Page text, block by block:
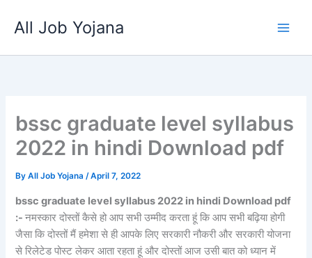
All Job Yojana
bssc graduate level syllabus
2022 in hindi Download pdf
ByAll Job Yojana/April 7, 2022
bssc graduate level syllabus 2022 in hindi Download pdf
:-नमस्कार दोस्तों कैसे हो आप सभी उम्मीद करता हूं कि आप सभी बढ़िया होगी
जैसा कि दोस्तों मैं हमेशा से ही आपके लिए सरकारी नौकरी और सरकारी योजना
से रिलेटेड पोस्ट लेकर आता रहता हूं और दोस्तों आज उसी बात को ध्यान में